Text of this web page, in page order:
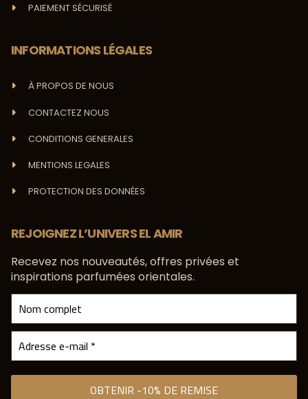
PAIEMENT SÉCURISÉ
INFORMATIONS LÉGALES
À PROPOS DE NOUS
CONTACTEZ NOUS
CONDITIONS GENERALES
MENTIONS LEGALES
PROTECTION DES DONNÉES
REJOIGNEZ L’UNIVERS EL AMIR
Recevez nos nouveautés, offres privées et
inspirations parfumées orientales.